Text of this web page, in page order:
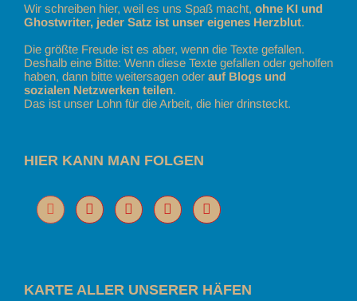
Wir schreiben hier, weil es uns Spaß macht, ohne KI und
Ghostwriter, jeder Satz ist unser eigenes Herzblut.
Die größte Freude ist es aber, wenn die Texte gefallen.
Deshalb eine Bitte: Wenn diese Texte gefallen oder geholfen
haben, dann bitte weitersagen oder auf Blogs und
sozialen Netzwerken teilen.
Das ist unser Lohn für die Arbeit, die hier drinsteckt.
HIER KANN MAN FOLGEN
KARTE ALLER UNSERER HÄFEN